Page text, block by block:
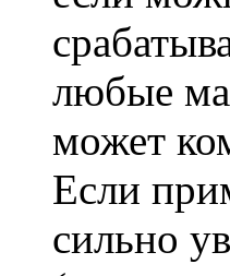
любые
может
Если
сильно